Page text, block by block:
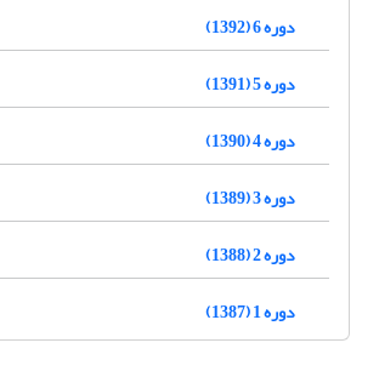
دوره 6 (1392)
دوره 5 (1391)
دوره 4 (1390)
دوره 3 (1389)
دوره 2 (1388)
دوره 1 (1387)